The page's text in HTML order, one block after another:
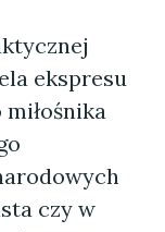
ekspresu
czy w